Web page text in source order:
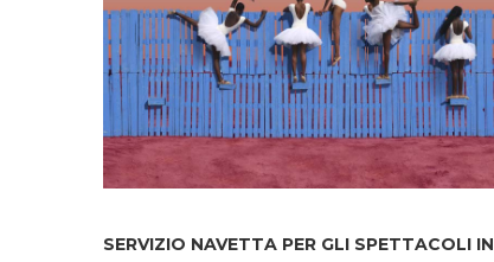
SERVIZIO NAVETTA PER GLI SPETTACOLI IN